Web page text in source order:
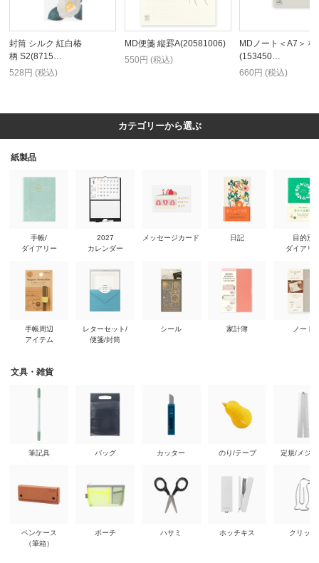
封筒 シルク 紅白椿
柄 S2(8715…
528円 (税込)
MD便箋 縦罫A(20581006)
550円 (税込)
MDノート＜A7＞ 横
(153450…
660円 (税込)
カテゴリーから選ぶ
紙製品
手帳/
ダイアリー
手帳周辺
アイテム
2027
カレンダー
レターセット/
便箋/封筒
メッセージカード
シール
日記
家計簿
目的別
ダイアリ
ノート
文具・雑貨
筆記具
ペンケース
（筆箱）
バッグ
ポーチ
カッター
ハサミ
のり/テープ
ホッチキス
定規/メジ
クリップ